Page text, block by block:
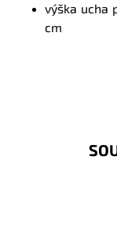
výška ucha
cm